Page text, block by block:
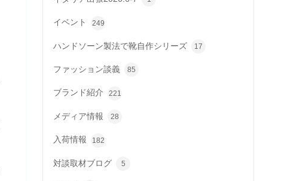
イベント 249
ハンドソーン製法で靴自作シリーズ 17
ファッション談義 85
ブランド紹介 221
メディア情報 28
入荷情報 182
対談取材ブログ 5